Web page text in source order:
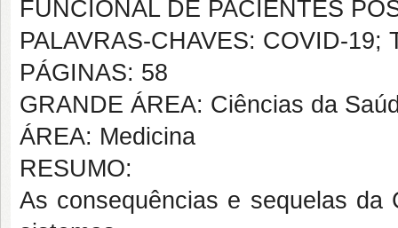
FUNCIONAL DE PACIENTES
PALAVRAS-CHAVES: COVID-
PÁGINAS: 58
GRANDE ÁREA: Ciências da
ÁREA: Medicina
RESUMO:
As consequências e sequelas da